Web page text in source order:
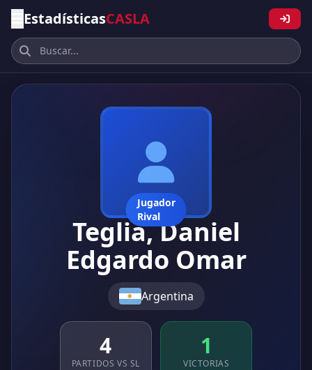
EstadísticasCASLA
Jugador
Rival
Teglia, Daniel
Edgardo Omar
Argentina
4
PARTIDOS VS SL
1
VICTORIAS